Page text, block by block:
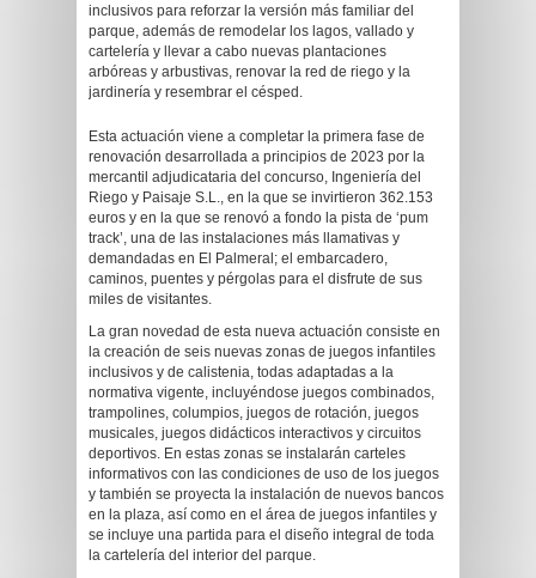
inclusivos para reforzar la versión más familiar del
parque, además de remodelar los lagos, vallado y
cartelería y llevar a cabo nuevas plantaciones
arbóreas y arbustivas, renovar la red de riego y la
jardinería y resembrar el césped.
Esta actuación viene a completar la primera fase de
renovación desarrollada a principios de 2023 por la
mercantil adjudicataria del concurso, Ingeniería del
Riego y Paisaje S.L., en la que se invirtieron 362.153
euros y en la que se renovó a fondo la pista de ‘pum
track’, una de las instalaciones más llamativas y
demandadas en El Palmeral; el embarcadero,
caminos, puentes y pérgolas para el disfrute de sus
miles de visitantes.
La gran novedad de esta nueva actuación consiste en
la creación de seis nuevas zonas de juegos infantiles
inclusivos y de calistenia, todas adaptadas a la
normativa vigente, incluyéndose juegos combinados,
trampolines, columpios, juegos de rotación, juegos
musicales, juegos didácticos interactivos y circuitos
deportivos. En estas zonas se instalarán carteles
informativos con las condiciones de uso de los juegos
y también se proyecta la instalación de nuevos bancos
en la plaza, así como en el área de juegos infantiles y
se incluye una partida para el diseño integral de toda
la cartelería del interior del parque.